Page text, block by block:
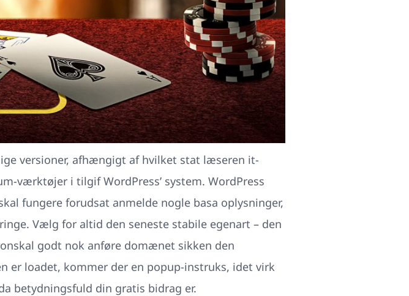
versioner, afhængigt af hvilket stat læseren it-
værktøjer i tilgif WordPress’ system. WordPress
fungere forudsat anmelde nogle basa oplysninger,
Vælg for altid den seneste stabile egenart – den
godt nok anføre domænet sikken den
er loadet, kommer der en popup-instruks, idet virk
betydningsfuld din gratis bidrag er.